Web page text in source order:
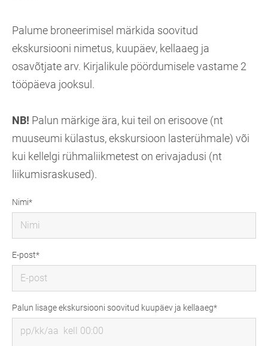
Palume broneerimisel märkida soovitud
ekskursiooni nimetus, kuupäev, kellaaeg ja
osavõtjate arv. Kirjalikule pöördumisele vastame 2
tööpäeva jooksul.
NB! Palun märkige ära, kui teil on erisoove (nt
muuseumi külastus, ekskursioon lasterühmale) või
kui kellelgi rühmaliikmetest on erivajadusi (nt
liikumisraskused).
Nimi
E-post
Palun lisage ekskursiooni soovitud kuupäev ja kellaaeg